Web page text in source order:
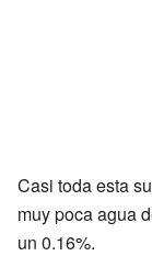
Casi toda esta
muy poca agua
un 0.16%.